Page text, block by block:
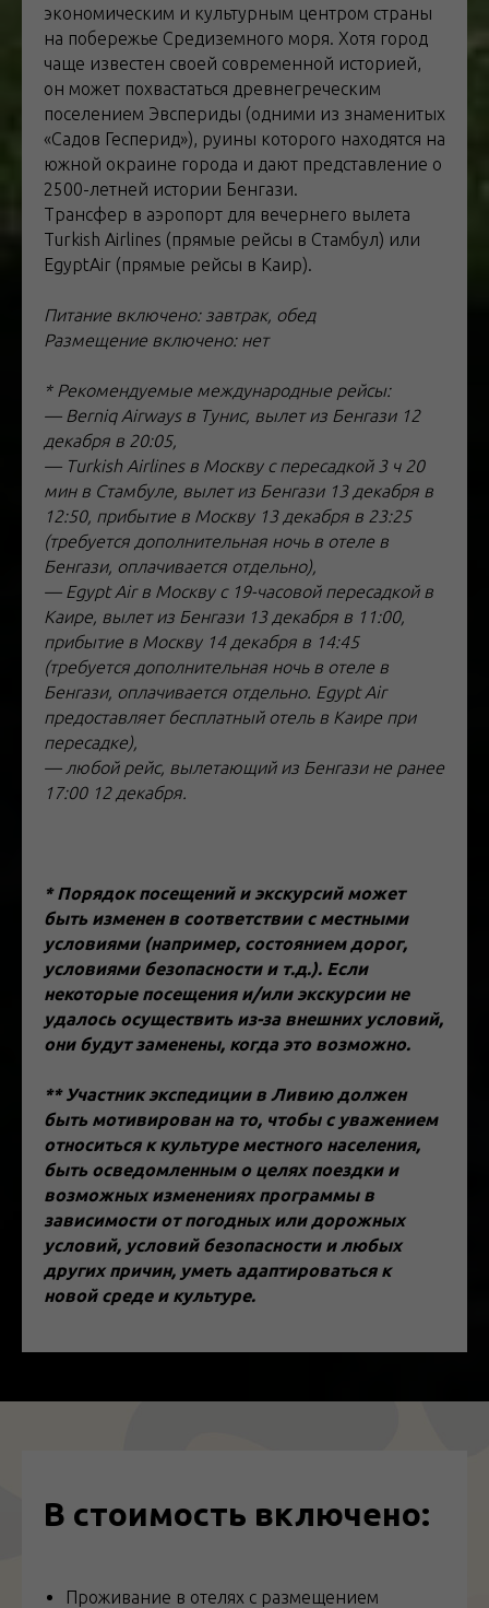
экономическим и культурным центром страны
на побережье Средиземного моря. Хотя город
чаще известен своей современной историей,
он может похвастаться древнегреческим
поселением Эвспериды (одними из знаменитых
«Садов Гесперид»), руины которого находятся на
южной окраине города и дают представление о
2500-летней истории Бенгази.
Трансфер в аэропорт для вечернего вылета
Turkish Airlines (прямые рейсы в Стамбул) или
EgyptAir (прямые рейсы в Каир).
Питание включено: завтрак, обед
Размещение включено: нет
* Рекомендуемые международные рейсы:
— Berniq Airways в Тунис, вылет из Бенгази 12
декабря в 20:05,
— Turkish Airlines в Москву с пересадкой 3 ч 20
мин в Стамбуле, вылет из Бенгази 13 декабря в
12:50, прибытие в Москву 13 декабря в 23:25
(требуется дополнительная ночь в отеле в
Бенгази, оплачивается отдельно),
— Egypt Air в Москву с 19-часовой пересадкой в
Каире, вылет из Бенгази 13 декабря в 11:00,
прибытие в Москву 14 декабря в 14:45
(требуется дополнительная ночь в отеле в
Бенгази, оплачивается отдельно. Egypt Air
предоставляет бесплатный отель в Каире при
пересадке),
— любой рейс, вылетающий из Бенгази не ранее
17:00 12 декабря.
* Порядок посещений и экскурсий может
быть изменен в соответствии с местными
условиями (например, состоянием дорог,
условиями безопасности и т.д.). Если
некоторые посещения и/или экскурсии не
удалось осуществить из-за внешних условий,
они будут заменены, когда это возможно.
** Участник экспедиции в Ливию должен
быть мотивирован на то, чтобы с уважением
относиться к культуре местного населения,
быть осведомленным о целях поездки и
возможных изменениях программы в
зависимости от погодных или дорожных
условий, условий безопасности и любых
других причин, уметь адаптироваться к
новой среде и культуре.
В стоимость включено:
Проживание в отелях с размещением